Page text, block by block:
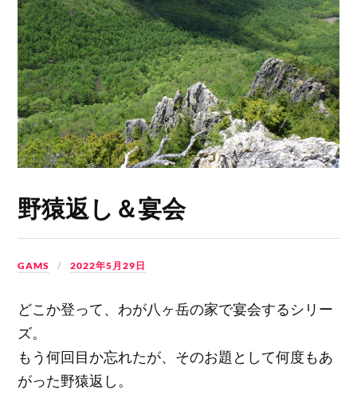
野猿返し＆宴会
GAMS 2022年5月29日
どこか登って、わが八ヶ岳の家で宴会するシリー
ズ。
もう何回目か忘れたが、そのお題として何度もあ
がった野猿返し。